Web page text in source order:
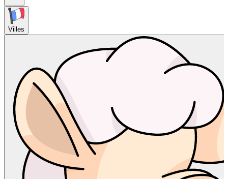
Villes